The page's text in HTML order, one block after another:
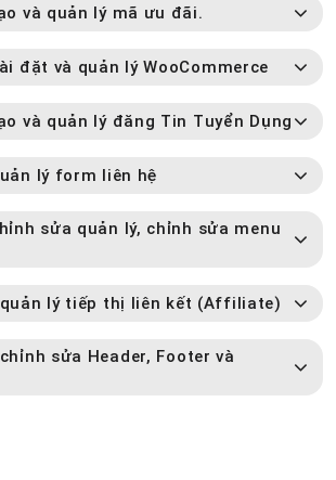
và quản lý mã ưu đãi.
đặt và quản lý WooCommerce
và quản lý đăng Tin Tuyển Dụng
lý form liên hệ
sửa quản lý, chỉnh sửa menu
lý tiếp thị liên kết (Affiliate)
sửa Header, Footer và